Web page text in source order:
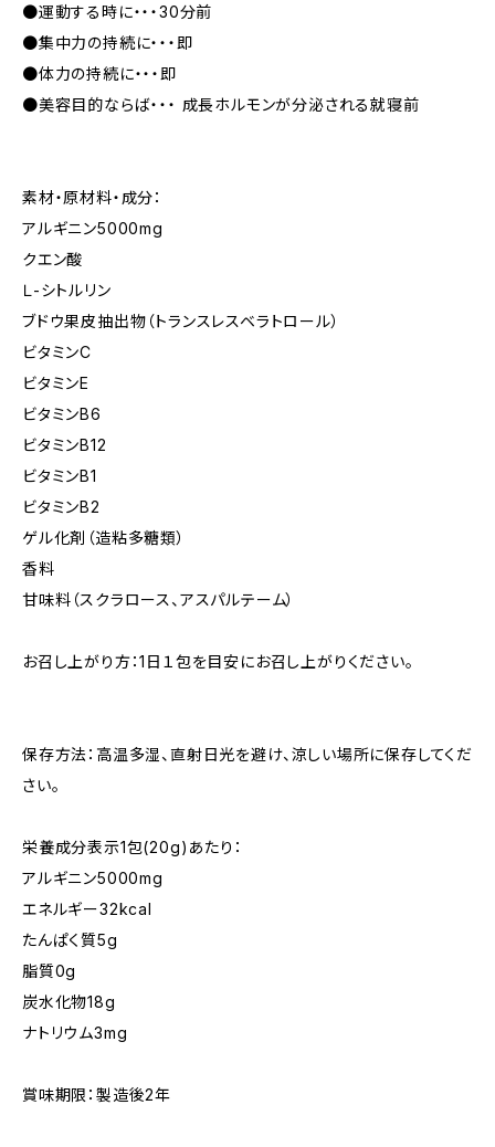
●運動する時に・・・30分前
●集中力の持続に・・・即
●体力の持続に・・・即
●美容目的ならば・・・ 成長ホルモンが分泌される就寝前
素材・原材料・成分：
アルギニン5000mg
クエン酸
Ｌ-シトルリン
ブドウ果皮抽出物（トランスレスベラトロール）
ビタミンC
ビタミンE
ビタミンB6
ビタミンB12
ビタミンB1
ビタミンB2
ゲル化剤（造粘多糖類）
香料
甘味料（スクラロース、アスパルテーム）
お召し上がり方：1日１包を目安にお召し上がりください。
保存方法：高温多湿、直射日光を避け、涼しい場所に保存してくだ
さい。
栄養成分表示1包(20g)あたり：
アルギニン5000mg
エネルギー32kcal
たんぱく質5g
脂質0g
炭水化物18g
ナトリウム3mg
賞味期限：製造後2年